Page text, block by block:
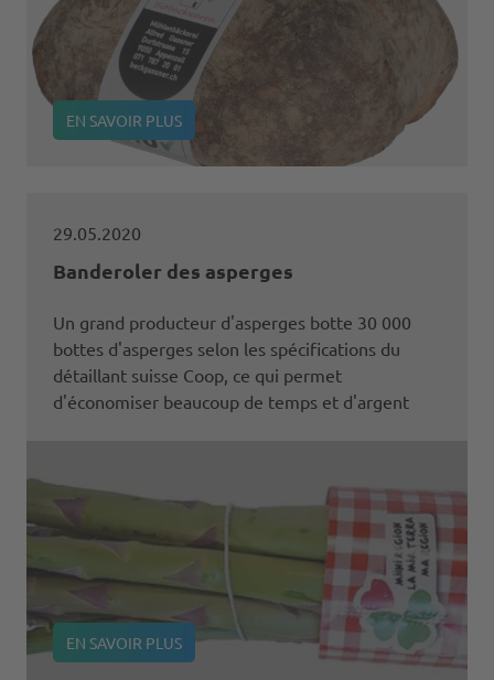
EN SAVOIR PLUS
29.05.2020
Banderoler des asperges
Un grand producteur d'asperges botte 30 000
bottes d'asperges selon les spécifications du
détaillant suisse Coop, ce qui permet
d'économiser beaucoup de temps et d'argent
EN SAVOIR PLUS